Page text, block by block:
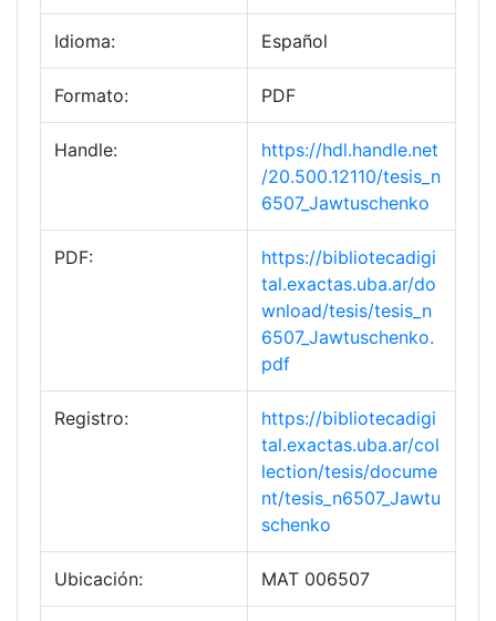
Idioma: Español
Formato: PDF
Handle:
https://hdl.handle.net
/20.500.12110/tesis_n
6507_Jawtuschenko
PDF:
https://bibliotecadigi
tal.exactas.uba.ar/do
wnload/tesis/tesis_n
6507_Jawtuschenko.
pdf
Registro:
https://bibliotecadigi
tal.exactas.uba.ar/col
lection/tesis/docume
nt/tesis_n6507_Jawtu
schenko
Ubicación: MAT 006507